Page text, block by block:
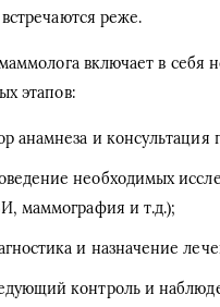
реже.
включает в себя
этапов:
анамнеза и консультация
необходимых
маммография и т.д.);
и назначение
контроль и